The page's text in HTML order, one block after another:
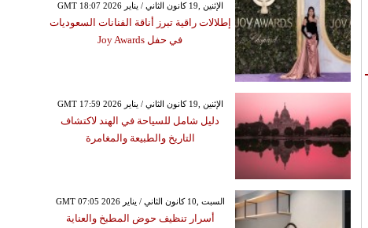
GMT 18:07 2026 الإثنين ,19 كانون الثاني / يناير
إطلالات راقية تبرز أناقة الفنانات السعوديات
في حفل Joy Awards
GMT 17:59 2026 الإثنين ,19 كانون الثاني / يناير
دليل شامل للسياحة في الهند لاكتشاف
التاريخ والطبيعة والمغامرة
GMT 07:05 2026 السبت ,10 كانون الثاني / يناير
أسرار تنظيف حوض المطبخ والعناية